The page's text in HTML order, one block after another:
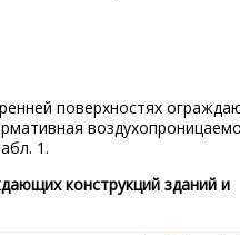
поверхностях
1.
конструкций зданий и